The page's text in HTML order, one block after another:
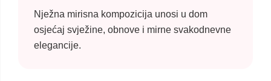
Nježna mirisna kompozicija unosi u dom
osjećaj svježine, obnove i mirne svakodnevne
elegancije.